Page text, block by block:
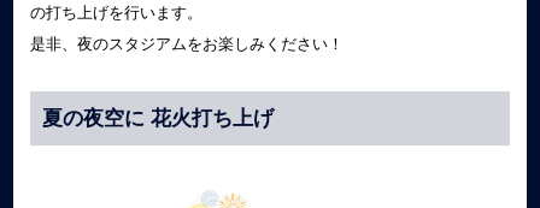
の打ち上げを行います。
是非、夜のスタジアムをお楽しみください！
夏の夜空に 花火打ち上げ